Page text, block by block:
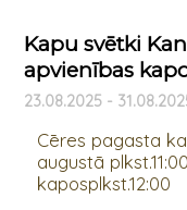
Kapu svētki
apvienības
23.08.2025 -
Cēres pagasta
augustā